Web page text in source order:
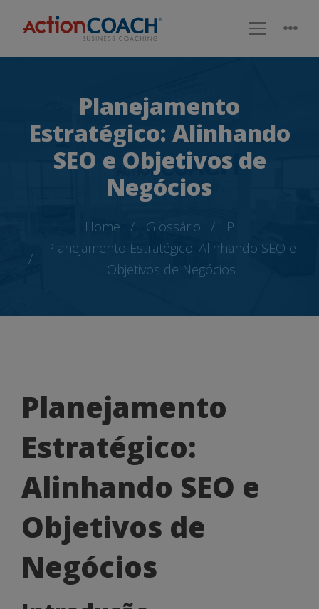
Planejamento
Estratégico: Alinhando
SEO e Objetivos de
Negócios
Home Glossário
P
Planejamento Estratégico: Alinhando SEO e
Objetivos de Negócios
Planejamento
Estratégico:
Alinhando
SEO
e
Objetivos
de
Negócios
Planejamento
Estratégico:
Alinhando SEO e
Objetivos de
Negócios